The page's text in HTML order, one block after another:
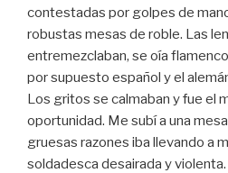
contestadas por golpes de
robustas mesas de roble. Las
entremezclaban, se oía
por supuesto español y el
Los gritos se calmaban y fue el
oportunidad. Me subí a una
gruesas razones iba llevando a
soldadesca desairada y